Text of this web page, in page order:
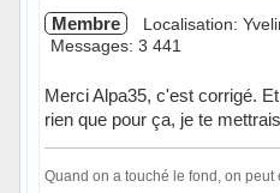
Membre Localisation:
Messages: 3 441
Merci Alpa35, c'est corrigé.
rien que pour ça, je te
Quand on a touché le fond, on peut